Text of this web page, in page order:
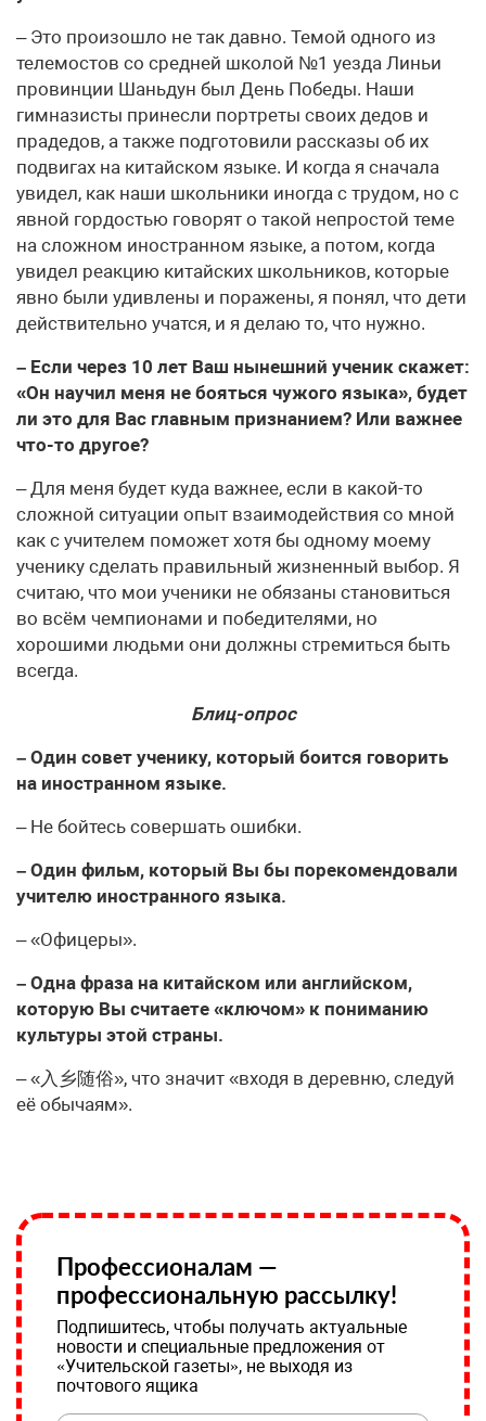
– Это произошло не так давно. Темой одного из
телемостов со средней школой №1 уезда Линьи
провинции Шаньдун был День Победы. Наши
гимназисты принесли портреты своих дедов и
прадедов, а также подготовили рассказы об их
подвигах на китайском языке. И когда я сначала
увидел, как наши школьники иногда с трудом, но с
явной гордостью говорят о такой непростой теме
на сложном иностранном языке, а потом, когда
увидел реакцию китайских школьников, которые
явно были удивлены и поражены, я понял, что дети
действительно учатся, и я делаю то, что нужно.
– Если через 10 лет Ваш нынешний ученик скажет:
«Он научил меня не бояться чужого языка», будет
ли это для Вас главным признанием? Или важнее
что-то другое?
– Для меня будет куда важнее, если в какой-то
сложной ситуации опыт взаимодействия со мной
как с учителем поможет хотя бы одному моему
ученику сделать правильный жизненный выбор. Я
считаю, что мои ученики не обязаны становиться
во всём чемпионами и победителями, но
хорошими людьми они должны стремиться быть
всегда.
Блиц-опрос
– Один совет ученику, который боится говорить
на иностранном языке.
– Не бойтесь совершать ошибки.
– Один фильм, который Вы бы порекомендовали
учителю иностранного языка.
– «Офицеры».
– Одна фраза на китайском или английском,
которую Вы считаете «ключом» к пониманию
культуры этой страны.
– «入乡随俗», что значит «входя в деревню, следуй
её обычаям».
Профессионалам —
профессиональную рассылку!
Подпишитесь, чтобы получать актуальные
новости и специальные предложения от
«Учительской газеты», не выходя из
почтового ящика